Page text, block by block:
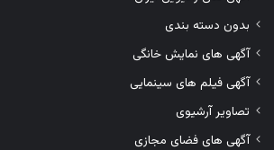
بدون دسته بندی
آگهی های نمایش خانگی
آگهی فیلم های سینمایی
تصاویر آرشیوی
آگهی های فضای مجازی